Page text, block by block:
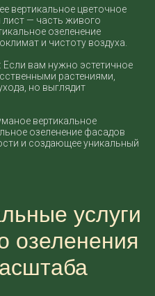
вертикальное цветочное
лист — часть живого
озеленение
и чистоту воздуха.
вам нужно эстетичное
растениями,
но выглядит
вертикальное
озеленение фасадов
и создающее уникальный
услуги
озеленения